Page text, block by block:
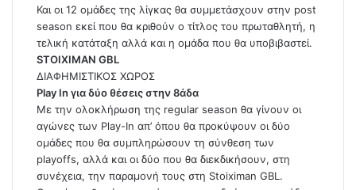
Και οι 12 ομάδες της λίγκας θα συμμετάσχουν στην post
season εκεί που θα κριθούν ο τίτλος του πρωταθλητή, η
τελική κατάταξη αλλά και η ομάδα που θα υποβιβαστεί.
STOIXIMAN GBL
ΔΙΑΦΗΜΙΣΤΙΚΟΣ ΧΩΡΟΣ
Play In για δύο θέσεις στην 8άδα
Με την ολοκλήρωση της regular season θα γίνουν οι
αγώνες των Play-In απ’ όπου θα προκύψουν οι δύο
ομάδες που θα συμπληρώσουν τη σύνθεση των
playoffs, αλλά και οι δύο που θα διεκδικήσουν, στη
συνέχεια, την παραμονή τους στη Stoiximan GBL.